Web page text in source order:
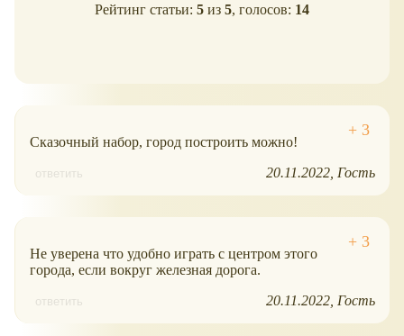
Рейтинг статьи: 5 из 5, голосов: 14
Сказочный набор, город построить можно!
ответить 20.11.2022 Гость
Не уверена что удобно играть с центром этого
города, если вокруг железная дорога.
ответить 20.11.2022 Гость